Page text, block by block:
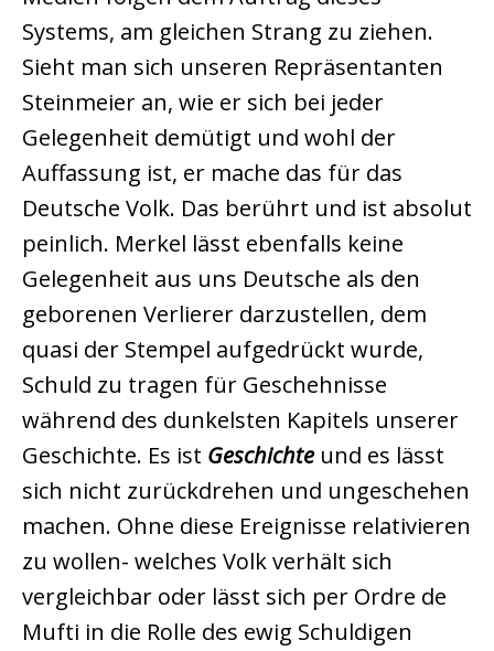
Systems, am gleichen Strang zu ziehen.
Sieht man sich unseren Repräsentanten
Steinmeier an, wie er sich bei jeder
Gelegenheit demütigt und wohl der
Auffassung ist, er mache das für das
Deutsche Volk. Das berührt und ist absolut
peinlich. Merkel lässt ebenfalls keine
Gelegenheit aus uns Deutsche als den
geborenen Verlierer darzustellen, dem
quasi der Stempel aufgedrückt wurde,
Schuld zu tragen für Geschehnisse
während des dunkelsten Kapitels unserer
Geschichte. Es ist Geschichteund es lässt
sich nicht zurückdrehen und ungeschehen
machen. Ohne diese Ereignisse relativieren
zu wollen- welches Volk verhält sich
vergleichbar oder lässt sich per Ordre de
Mufti in die Rolle des ewig Schuldigen